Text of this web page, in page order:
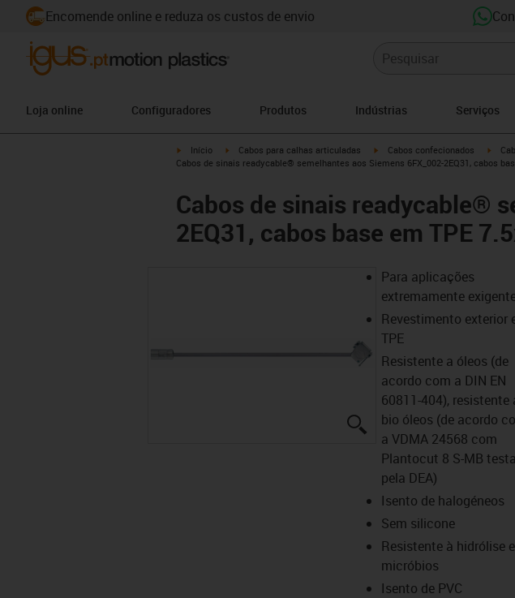
Encomende online e reduza os custos de envio
Loja online Configuradores Produtos Indústrias Serviços
igus-icon-arrow-right
Início igus-icon-arrow-right
Cabos para calhas articuladas igus-icon-arrow-right
Cabos confecionados
Cabos de sinais readycable® semelhantes aos Siemens 6FX_002-2EQ31, cabos
Cabos de sinais readycable®
2EQ31, cabos base em TPE
igus-icon-lupe
Para aplicações
extremamente
Revestimento exterior
TPE
Resistente a óleos (de
acordo com a DIN EN
60811-404), resistente
bio óleos (de acordo
a VDMA 24568 com
Plantocut 8 S-MB
pela DEA)
Isento de halogéneos
Sem silicone
Resistente à hidrólise
micróbios
Isento de PVC